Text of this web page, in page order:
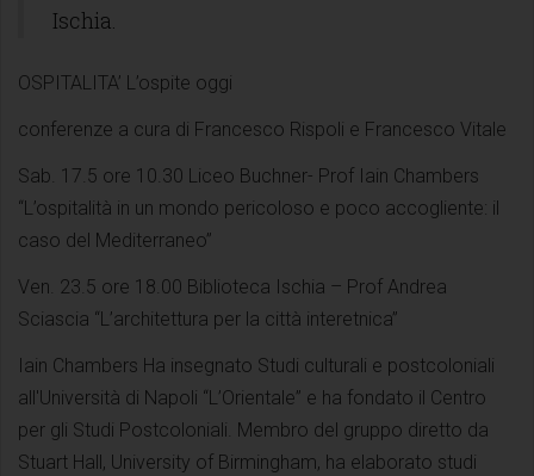
Ischia.
OSPITALITA’ L’ospite oggi
conferenze a cura di Francesco Rispoli e Francesco Vitale
Sab. 17.5 ore 10.30 Liceo Buchner- Prof Iain Chambers
“L’ospitalità in un mondo pericoloso e poco accogliente: il
caso del Mediterraneo”
Ven. 23.5 ore 18.00 Biblioteca Ischia – Prof Andrea
Sciascia “L’architettura per la città interetnica”
Iain Chambers Ha insegnato Studi culturali e postcoloniali
all'Università di Napoli “L’Orientale” e ha fondato il Centro
per gli Studi Postcoloniali. Membro del gruppo diretto da
Stuart Hall, University of Birmingham, ha elaborato studi